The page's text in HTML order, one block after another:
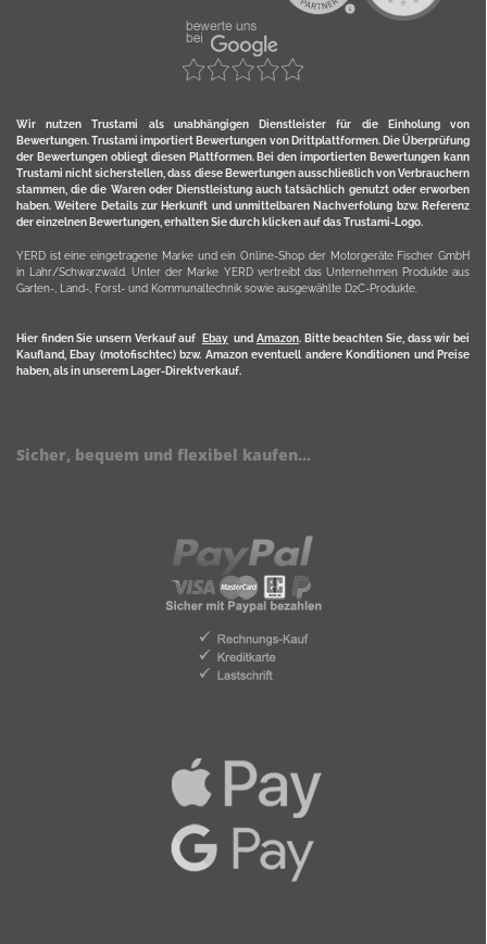
Wir nutzen Trustami als unabhängigen Dienstleister für die Einholung von
Bewertungen. Trustami importiert Bewertungen von Drittplattformen. Die Überprüfung
der Bewertungen obliegt diesen Plattformen. Bei den importierten Bewertungen kann
Trustami nicht sicherstellen, dass diese Bewertungen ausschließlich von Verbrauchern
stammen, die die Waren oder Dienstleistung auch tatsächlich genutzt oder erworben
haben. Weitere Details zur Herkunft und unmittelbaren Nachverfolung bzw. Referenz
der einzelnen Bewertungen, erhalten Sie durch klicken auf das Trustami-Logo.
YERD ist eine eingetragene Marke und ein Online-Shop der Motorgeräte Fischer GmbH
in Lahr/Schwarzwald. Unter der Marke YERD vertreibt das Unternehmen Produkte aus
Garten-, Land-, Forst- und Kommunaltechnik sowie ausgewählte D2C-Produkte.
Hier finden Sie unsern Verkauf auf Ebayund Amazon. Bitte beachten Sie, dass wir bei
Kaufland, Ebay (motofischtec) bzw. Amazon eventuell andere Konditionen und Preise
haben, als in unserem Lager-Direktverkauf.
Sicher, bequem und flexibel kaufen...